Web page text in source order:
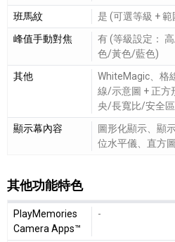
班馬紋
是 (可選等級 +
峰值手動對焦
有 (等級設定：
色/黃色/藍色)
其他
WhiteMagic、格
線/示意圖 + 正方
央/長寬比/安全
顯示幕內容
圖形化顯示、顯
位水平儀、直方
其他功能特色
其他功能特色細節敘述
PlayMemories
Camera Apps™
-